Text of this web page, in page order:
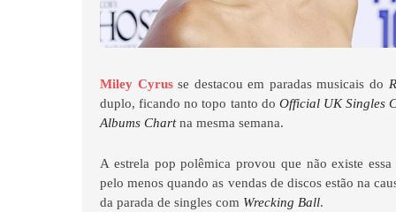
Miley Cyrusse destacou em paradas musicais do
duplo, ficando no topo tanto do Official UK Singles
Albums Chartna mesma semana.
A estrela pop polêmica provou que não existe
pelo menos quando as vendas de discos estão na
da parada de singles com Wrecking Ball.